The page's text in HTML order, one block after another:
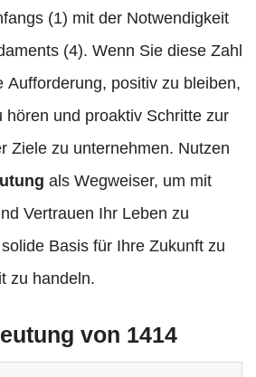
(1) mit der Notwendigkeit
(4). Wenn Sie diese Zahl
Aufforderung, positiv zu bleiben,
hören und proaktiv Schritte zur
Ziele zu unternehmen. Nutzen
als Wegweiser, um mit
Vertrauen Ihr Leben zu
Basis für Ihre Zukunft zu
zu handeln.
von 1414